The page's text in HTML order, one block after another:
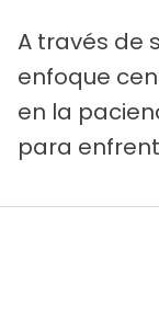
A través de
enfoque
en la
para